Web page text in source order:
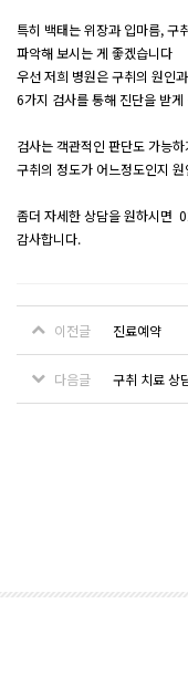
특히 백태는 위장과 입마름, 구
파악해 보시는 게 좋겠습니다
우선 저희 병원은 구취의 원인
6가지 검사를 통해 진단을 받게
검사는 객관적인 판단도 가능
구취의 정도가 어느정도인지
좀더 자세한 상담을 원하시면
감사합니다.
이전글 진료예약
다음글 구취 치료 상